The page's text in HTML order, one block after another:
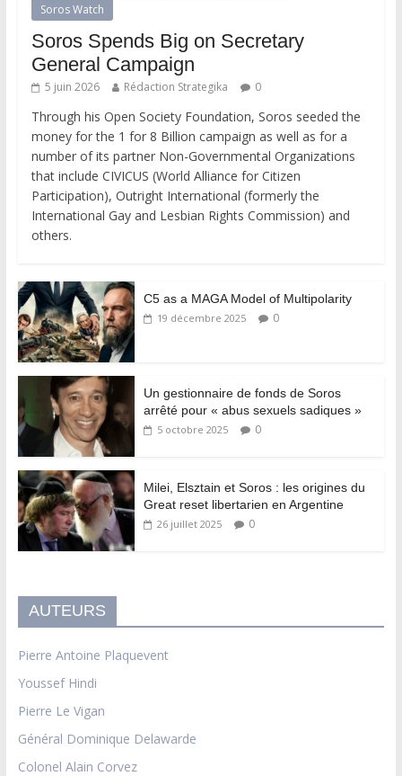
Soros Watch
Soros Spends Big on Secretary
General Campaign
5 juin 2026 Rédaction Strategika 0
Through his Open Society Foundation, Soros seeded the
money for the 1 for 8 Billion campaign as well as for a
number of its partner Non-Governmental Organizations
that include CIVICUS (World Alliance for Citizen
Participation), Outright International (formerly the
International Gay and Lesbian Rights Commission) and
others.
C5 as a MAGA Model of Multipolarity
19 décembre 2025 0
Un gestionnaire de fonds de Soros
arrêté pour « abus sexuels sadiques »
5 octobre 2025 0
Milei, Elsztain et Soros : les origines du
Great reset libertarien en Argentine
26 juillet 2025 0
AUTEURS
Pierre Antoine Plaquevent
Youssef Hindi
Pierre Le Vigan
Général Dominique Delawarde
Colonel Alain Corvez